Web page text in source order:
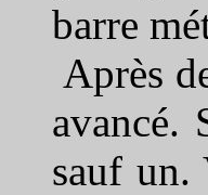
barre
Après
avancé.
sauf un.